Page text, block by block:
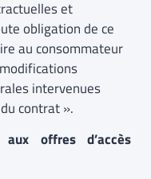
et
obligation de ce
au consommateur
intervenues
contrat ».
offres d’accès